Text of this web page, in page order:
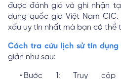
được đánh giá và ghi nhận
dụng quốc gia Việt Nam
xấu uy tín nhất mà bạn có thể
Cách tra cứu lịch sử tín dụng
giản như sau:
Bước 1: Truy cập